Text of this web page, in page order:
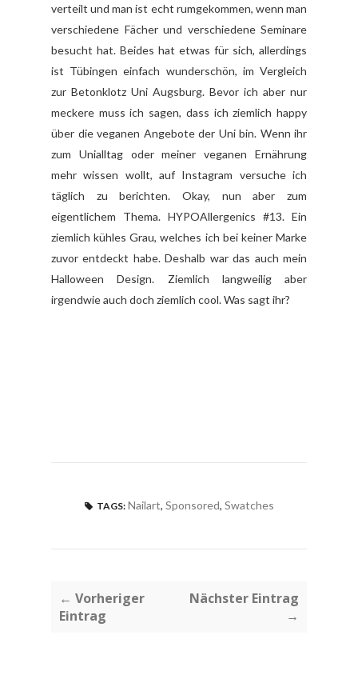
verteilt und man ist echt rumgekommen, wenn man
verschiedene Fächer und verschiedene Seminare
besucht hat. Beides hat etwas für sich, allerdings
ist Tübingen einfach wunderschön, im Vergleich
zur Betonklotz Uni Augsburg. Bevor ich aber nur
meckere muss ich sagen, dass ich ziemlich happy
über die veganen Angebote der Uni bin. Wenn ihr
zum Unialltag oder meiner veganen Ernährung
mehr wissen wollt, auf Instagram versuche ich
täglich zu berichten. Okay, nun aber zum
eigentlichem Thema. HYPOAllergenics #13. Ein
ziemlich kühles Grau, welches ich bei keiner Marke
zuvor entdeckt habe. Deshalb war das auch mein
Halloween Design. Ziemlich langweilig aber
irgendwie auch doch ziemlich cool. Was sagt ihr?
TAGS: Nailart, Sponsored, Swatches
← Vorheriger
Eintrag
Nächster Eintrag
→